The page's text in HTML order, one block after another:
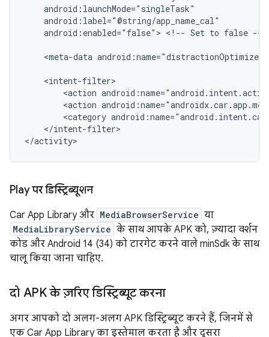
android:enabled="false"> <!-- Set to false -->
<meta-data android:name="distractionOptimized"
<action
<action
<category
</intent-filter>
Play पर डिस्ट्रिब्यूशन
Car App Library और MediaBrowserService या
MediaLibraryService के साथ आपके APK को, ज़्यादा वर्शन
कोड और Android 14 (34) को टारगेट करने वाले minSdk के साथ
चालू किया जाना चाहिए.
दो APK के ज़रिए डिस्ट्रिब्यूट करना
अगर आपको दो अलग-अलग APK डिस्ट्रिब्यूट करने हैं, जिनमें से
एक Car App Library का इस्तेमाल करता है और दूसरा